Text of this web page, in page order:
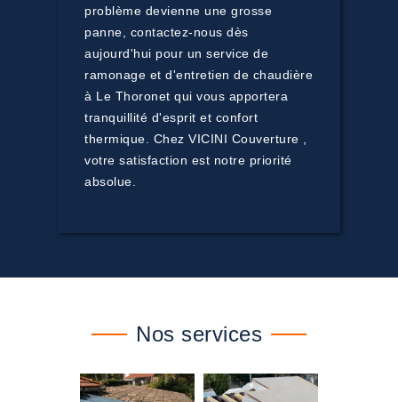
problème devienne une grosse
panne, contactez-nous dès
aujourd'hui pour un service de
ramonage et d'entretien de chaudière
à Le Thoronet qui vous apportera
tranquillité d'esprit et confort
thermique. Chez VICINI Couverture ,
votre satisfaction est notre priorité
absolue.
Nos services